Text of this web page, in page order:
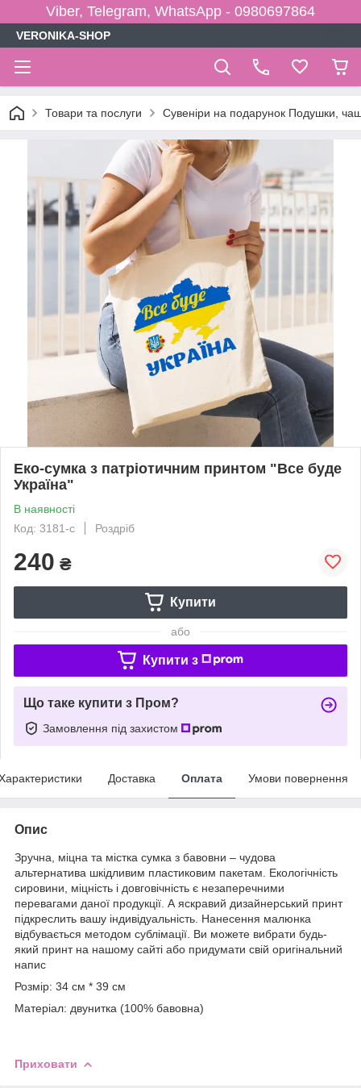
Viber, Telegram, WhatsApp - 0980697864
VERONIKA-SHOP
Товари та послуги Сувеніри на подарунок Подушки,
Еко-сумка з патріотичним принтом "Все буде
Україна"
В наявності
Код: 3181-с
Роздріб
240 ₴
Купити
або
Купити з
Що таке купити з Пром?
Замовлення під захистом
Доставка Оплата Умови повернення
Опис
Зручна, міцна та містка сумка з бавовни – чудова
альтернатива шкідливим пластиковим пакетам. Екологічність
сировини, міцність і довговічність є незаперечними
перевагами даної продукції. А яскравий дизайнерський принт
підкреслить вашу індивідуальність. Нанесення малюнка
відбувається методом сублімації. Ви можете вибрати будь-
який принт на нашому сайті або придумати свій оригінальний
напис
Розмір: 34 см * 39 см
Матеріал: двунитка (100% бавовна)
Приховати